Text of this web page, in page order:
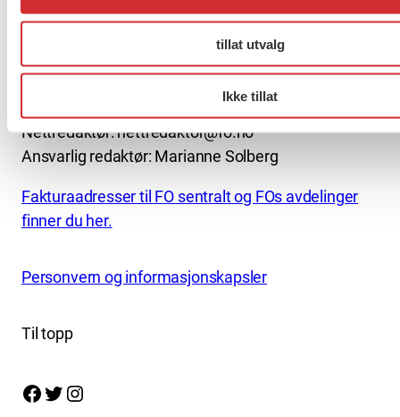
tillat utvalg
Ikke tillat
0506 OSLO
+47 919 19 916
Nettredaktør: nettredaktor@fo.no
Ansvarlig redaktør: Marianne Solberg
Fakturaadresser til FO sentralt og FOs avdelinger
finner du her.
Personvern og informasjonskapsler
Til topp
Facebook Twitter Instagram